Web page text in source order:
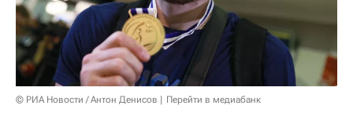
© РИА Новости / Антон Денисов Перейти в медиабанк